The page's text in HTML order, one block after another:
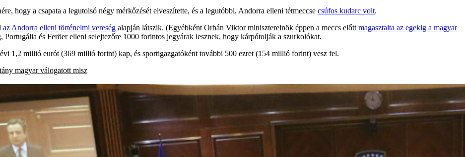
hogy a csapata a legutolsó négy mérkőzését elveszítette, és a legutóbbi, Andorra elleni tétmeccse csúfos kudarc volt.
az Andorra elleni történelmi vereség alapján látszik. (Egyébként Orbán Viktor miniszterelnök éppen a meccs előtt magasztalta az egekig a magyar
és Feröer elleni selejtezőre 1000 forintos jegyárak lesznek, hogy kárpótolják a szurkolókat.
1,2 millió eurót (369 millió forint) kap, és sportigazgatóként további 500 ezret (154 millió forint) vesz fel.
magyar válogatott mlsz